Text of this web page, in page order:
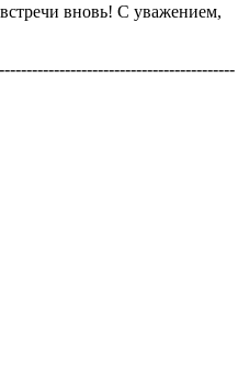
вновь! С уважением,